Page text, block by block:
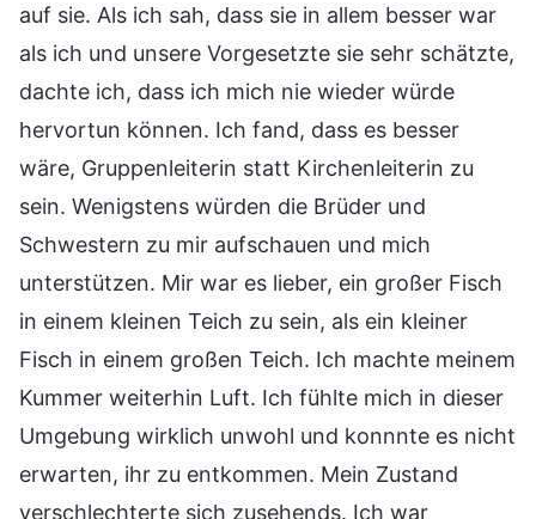
auf sie. Als ich sah, dass sie in allem besser war
als ich und unsere Vorgesetzte sie sehr schätzte,
dachte ich, dass ich mich nie wieder würde
hervortun können. Ich fand, dass es besser
wäre, Gruppenleiterin statt Kirchenleiterin zu
sein. Wenigstens würden die Brüder und
Schwestern zu mir aufschauen und mich
unterstützen. Mir war es lieber, ein großer Fisch
in einem kleinen Teich zu sein, als ein kleiner
Fisch in einem großen Teich. Ich machte meinem
Kummer weiterhin Luft. Ich fühlte mich in dieser
Umgebung wirklich unwohl und konnnte es nicht
erwarten, ihr zu entkommen. Mein Zustand
verschlechterte sich zusehends. Ich war